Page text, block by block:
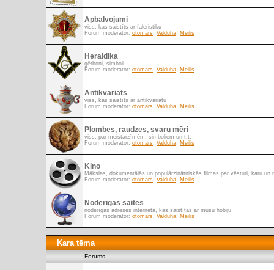
Apbalvojumi
viss, kas saistīts ar faleristiku
Forum moderator: otomars, Valduha, Meilis
Heraldika
ģērboņi, simboli
Forum moderator: otomars, Valduha, Meilis
Antikvariāts
viss, kas saistīts ar antikvariātu
Forum moderator: otomars, Valduha, Meilis
Plombes, raudzes, svaru mēri
viss, par meistarzīmēm, simboliem un t.t.
Forum moderator: otomars, Valduha, Meilis
Kino
Mākslas, dokumentālās un populārzinātniskās filmas par vēsturi, karu un
Forum moderator: otomars, Valduha, Meilis
Noderīgas saites
noderīgas adreses internetā, kas saistītas ar mūsu hobiju
Forum moderator: otomars, Valduha, Meilis
Kara tēma
Forums